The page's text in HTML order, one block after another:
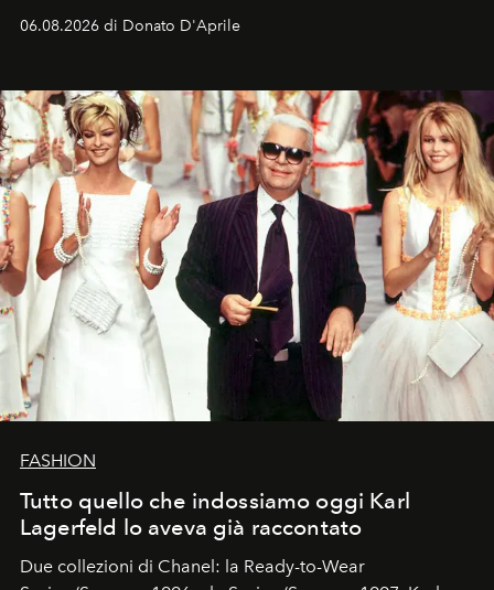
Italia la sua style evolution.
06.08.2026 di Donato D'Aprile
FASHION
Tutto quello che indossiamo oggi Karl
Lagerfeld lo aveva già raccontato
Due collezioni di Chanel: la Ready-to-Wear